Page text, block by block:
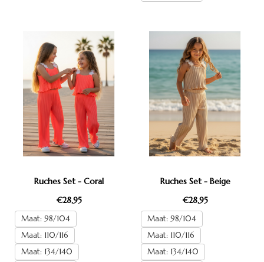
Ruches Set - Coral
€28,95
Maat: 98/104
Maat: 110/116
Maat: 134/140
Ruches Set - Beige
€28,95
Maat: 98/104
Maat: 110/116
Maat: 134/140